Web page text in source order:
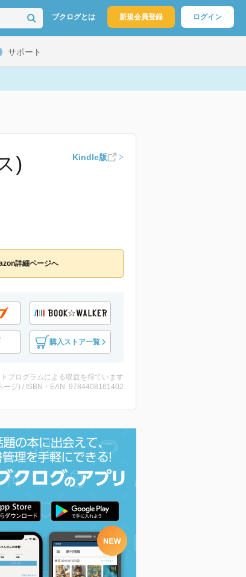
ブクログとは 新規会員登録 ログイン
サポート
) Kindle版
詳細ページへ
購入ストア一覧
プログラムによる収益を得ています
ージ) / ISBN・EAN: 9784408161402